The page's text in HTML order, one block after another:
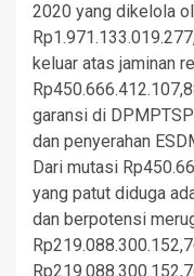
2020 yang dikelola
keluar atas jaminan
garansi di
dan penyerahan
Dari mutasi
yang patut diduga
dan berpotensi